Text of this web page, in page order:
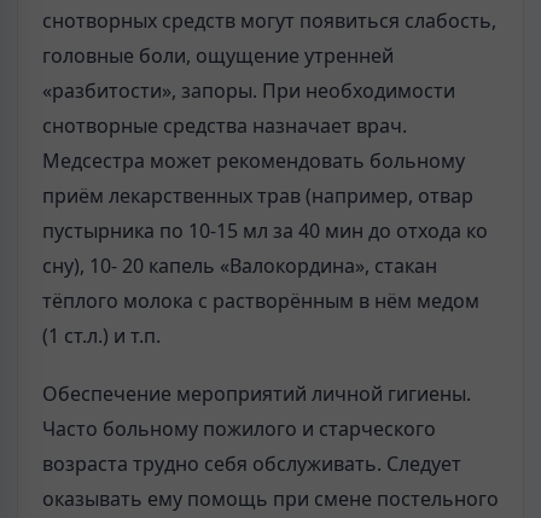
снотворных средств могут появиться слабость,
головные боли, ощущение утренней
«разбитости», запоры. При необходимости
снотворные средства назначает врач.
Медсестра может рекомендовать больному
приём лекарственных трав (например, отвар
пустырника по 10-15 мл за 40 мин до отхода ко
сну), 10- 20 капель «Валокордина», стакан
тёплого молока с растворённым в нём медом
(1 ст.л.) и т.п.
Обеспечение мероприятий личной гигиены.
Часто больному пожилого и старческого
возраста трудно себя обслуживать. Следует
оказывать ему помощь при смене постельного